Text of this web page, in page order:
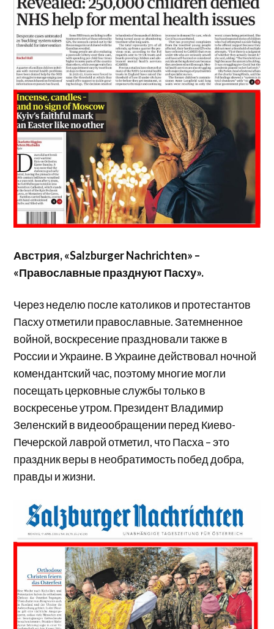
Австрия, «Salzburger Nachrichten» –
«Православные празднуют Пасху».
Через неделю после католиков и протестантов
Пасху отметили православные. Затемненное
войной, воскресение праздновали также в
России и Украине. В Украине действовал ночной
комендантский час, поэтому многие могли
посещать церковные службы только в
воскресенье утром. Президент Владимир
Зеленский в видеообращении перед Киево-
Печерской лаврой отметил, что Пасха – это
праздник веры в необратимость побед добра,
правды и жизни.